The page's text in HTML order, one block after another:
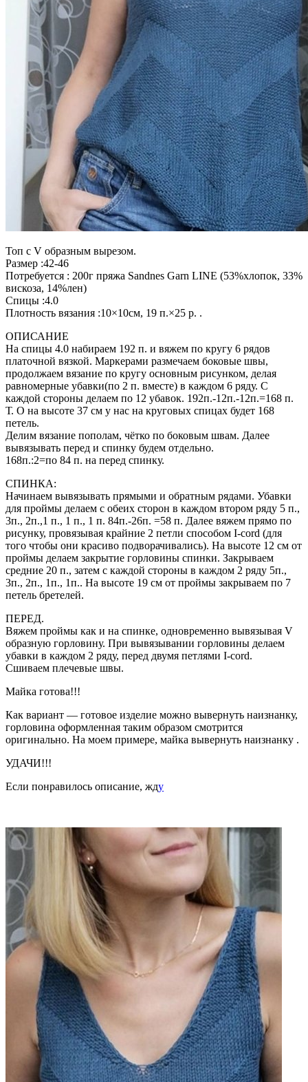
Топ с V образным вырезом.
Размер :42-46
Потребуется : 200г пряжа Sandnes Garn LINE (53%хлопок, 33%
вискоза, 14%лен)
Спицы :4.0
Плотность вязания :10×10см, 19 п.×25 р. .
ОПИСАНИЕ
На спицы 4.0 набираем 192 п. и вяжем по кругу 6 рядов
платочной вязкой. Маркерами размечаем боковые швы,
продолжаем вязание по кругу основным рисунком, делая
равномерные убавки(по 2 п. вместе) в каждом 6 ряду. С
каждой стороны делаем по 12 убавок. 192п.-12п.-12п.=168 п.
Т. О на высоте 37 см у нас на круговых спицах будет 168
петель.
Делим вязание пополам, чётко по боковым швам. Далее
вывязывать перед и спинку будем отдельно.
168п.:2=по 84 п. на перед спинку.
СПИНКА:
Начинаем вывязывать прямыми и обратным рядами. Убавки
для проймы делаем с обеих сторон в каждом втором ряду 5 п.,
3п., 2п.,1 п., 1 п., 1 п. 84п.-26п. =58 п. Далее вяжем прямо по
рисунку, провязывая крайние 2 петли способом I-cord (для
того чтобы они красиво подворачивались). На высоте 12 см от
проймы делаем закрытие горловины спинки. Закрываем
средние 20 п., затем с каждой стороны в каждом 2 ряду 5п.,
3п., 2п., 1п., 1п.. На высоте 19 см от проймы закрываем по 7
петель бретелей.
ПЕРЕД.
Вяжем проймы как и на спинке, одновременно вывязывая V
образную горловину. При вывязывании горловины делаем
убавки в каждом 2 ряду, перед двумя петлями I-cord.
Сшиваем плечевые швы.
Майка готова!!!
Как вариант — готовое изделие можно вывернуть наизнанку,
горловина оформленная таким образом смотрится
оригинально. На моем примере, майка вывернуть наизнанку .
УДАЧИ!!!
Если понравилось описание, жду